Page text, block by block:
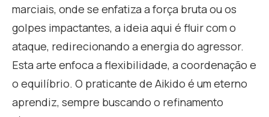
marciais, onde se enfatiza a força bruta ou os
golpes impactantes, a ideia aqui é fluir com o
ataque, redirecionando a energia do agressor.
Esta arte enfoca a flexibilidade, a coordenação e
o equilíbrio. O praticante de Aikido é um eterno
aprendiz, sempre buscando o refinamento